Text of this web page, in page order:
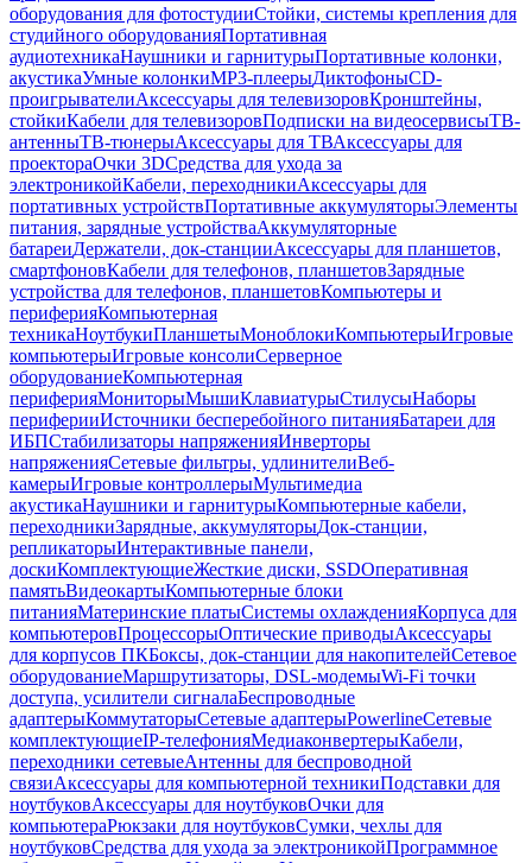
оборудования для фотостудииСтойки, системы крепления для
студийного оборудованияПортативная
аудиотехникаНаушники и гарнитурыПортативные колонки,
акустикаУмные колонкиMP3-плеерыДиктофоныCD-
проигрывателиАксессуары для телевизоровКронштейны,
стойкиКабели для телевизоровПодписки на видеосервисыТВ-
антенныТВ-тюнерыАксессуары для ТВАксессуары для
проектораОчки 3DСредства для ухода за
электроникойКабели, переходникиАксессуары для
портативных устройствПортативные аккумуляторыЭлементы
питания, зарядные устройстваАккумуляторные
батареиДержатели, док-станцииАксессуары для планшетов,
смартфоновКабели для телефонов, планшетовЗарядные
устройства для телефонов, планшетовКомпьютеры и
периферияКомпьютерная
техникаНоутбукиПланшетыМоноблокиКомпьютерыИгровые
компьютерыИгровые консолиСерверное
оборудованиеКомпьютерная
периферияМониторыМышиКлавиатурыСтилусыНаборы
периферииИсточники бесперебойного питанияБатареи для
ИБПСтабилизаторы напряженияИнверторы
напряженияСетевые фильтры, удлинителиВеб-
камерыИгровые контроллерыМультимедиа
акустикаНаушники и гарнитурыКомпьютерные кабели,
переходникиЗарядные, аккумуляторыДок-станции,
репликаторыИнтерактивные панели,
доскиКомплектующиеЖесткие диски, SSDОперативная
памятьВидеокартыКомпьютерные блоки
питанияМатеринские платыСистемы охлажденияКорпуса для
компьютеровПроцессорыОптические приводыАксессуары
для корпусов ПКБоксы, док-станции для накопителейСетевое
оборудованиеМаршрутизаторы, DSL-модемыWi-Fi точки
доступа, усилители сигналаБеспроводные
адаптерыКоммутаторыСетевые адаптерыPowerlineСетевые
комплектующиеIP-телефонияМедиаконвертерыКабели,
переходники сетевыеАнтенны для беспроводной
связиАксессуары для компьютерной техникиПодставки для
ноутбуковАксессуары для ноутбуковОчки для
компьютераРюкзаки для ноутбуковСумки, чехлы для
ноутбуковСредства для ухода за электроникойПрограммное